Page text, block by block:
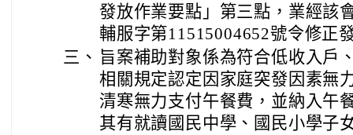
發放作業要點」第三點，業經該
輔服字第11515004652號令修正
三、 旨案補助對象係為符合低收入戶
相關規定認定因家庭突發因素無
清寒無力支付午餐費，並納入午
其有就讀國民中學、國民小學子